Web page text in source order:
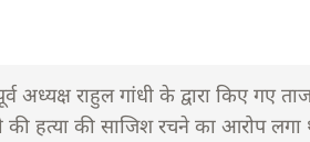
अध्यक्ष राहुल गांधी के द्वारा किए गए
हत्या की साजिश रचने का आरोप लगा